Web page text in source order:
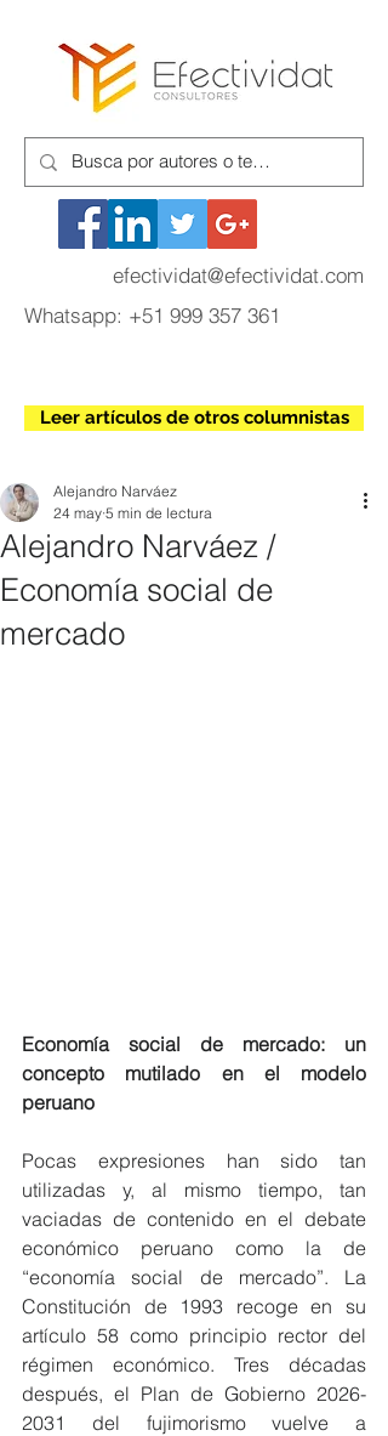
efectividat@efectividat.com
Whatsapp: +51 999 357 361
Leer artículos de otros columnistas
Alejandro Narváez /
Economía social de
mercado
Alejandro Narváez
24 may 5 min de lectura
Economía social de mercado: un
concepto mutilado en el modelo
peruano
Pocas expresiones han sido tan
utilizadas y, al mismo tiempo, tan
vaciadas de contenido en el debate
económico peruano como la de
“economía social de mercado”. La
Constitución de 1993 recoge en su
artículo 58 como principio rector del
régimen económico. Tres décadas
después, el Plan de Gobierno 2026-
2031 del fujimorismo vuelve a